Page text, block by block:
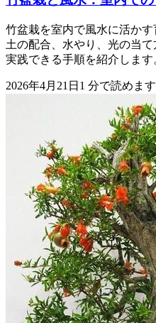
竹盆栽を室内で風水に活かす
土の配合、水やり、光の当
実践できる手順を紹介します
2026年4月21日 1 分で読めます